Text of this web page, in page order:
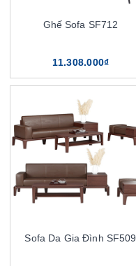
Ghế Sofa SF712
11.308.000₫
Sofa Da Gia Đình SF509